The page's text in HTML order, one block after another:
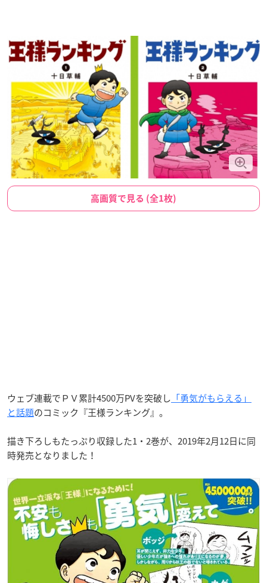
高画質で見る (全1枚)
ウェブ連載でＰＶ累計4500万PVを突破し 「勇気がもらえる」
と話題のコミック『王様ランキング』。
描き下ろしもたっぷり収録した1・2巻が、2019年2月12日に同
時発売となりました！